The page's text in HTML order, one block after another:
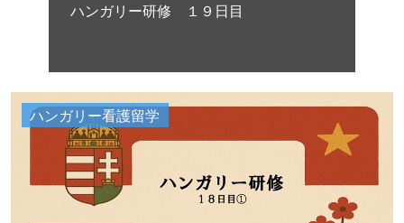
ハンガリー研修 １９日目
ハンガリー看護留学